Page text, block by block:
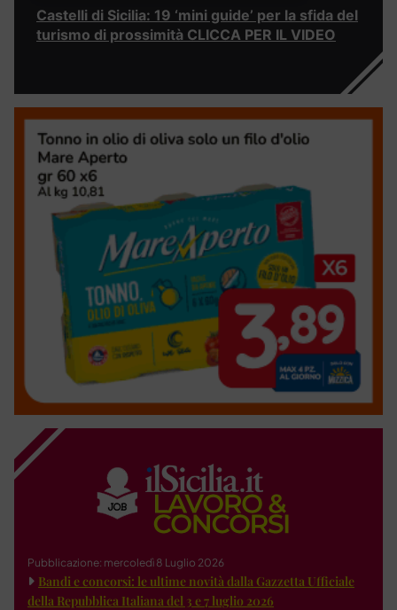
Castelli di Sicilia: 19 ‘mini guide’ per la sfida del
turismo di prossimità CLICCA PER IL VIDEO
Pubblicazione: mercoledì 8 Luglio 2026
Bandi e concorsi: le ultime novità dalla Gazzetta Ufficiale
della Repubblica Italiana del 3 e 7 luglio 2026